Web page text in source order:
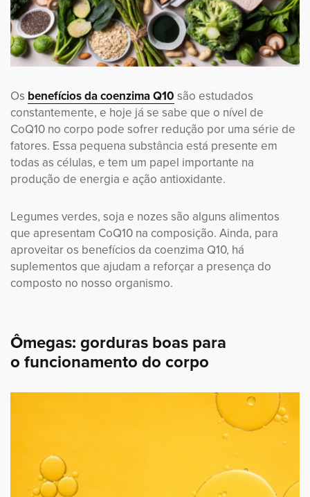
Os benefícios da coenzima Q10 são estudados
constantemente, e hoje já se sabe que o nível de
CoQ10 no corpo pode sofrer redução por uma série de
fatores. Essa pequena substância está presente em
todas as células, e tem um papel importante na
produção de energia e ação antioxidante.
Legumes verdes, soja e nozes são alguns alimentos
que apresentam CoQ10 na composição. Ainda, para
aproveitar os benefícios da coenzima Q10, há
suplementos que ajudam a reforçar a presença do
composto no nosso organismo.
Ômegas: gorduras boas para
o funcionamento do corpo